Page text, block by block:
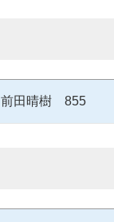
前田晴樹 855